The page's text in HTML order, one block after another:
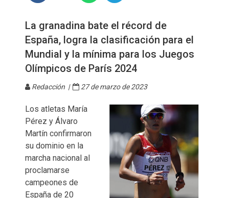
La granadina bate el récord de
España, logra la clasificación para el
Mundial y la mínima para los Juegos
Olímpicos de París 2024
Redacción | 27 de marzo de 2023
Los atletas María
Pérez y Álvaro
Martín confirmaron
su dominio en la
marcha nacional al
proclamarse
campeones de
España de 20